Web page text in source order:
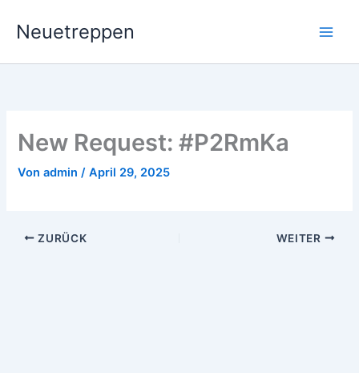
InhaltNeuetreppen
New Request: #P2RmKa
Vonadmin/April 29, 2025
ZURÜCK WEITER